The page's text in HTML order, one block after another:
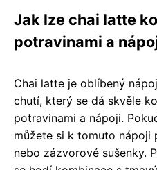
Jak lze chai latte
potravinami a
Chai latte je oblíbený
chutí, který se dá skvěle
potravinami a nápoji.
můžete si k tomuto nápoji
nebo zázvorové sušenky.